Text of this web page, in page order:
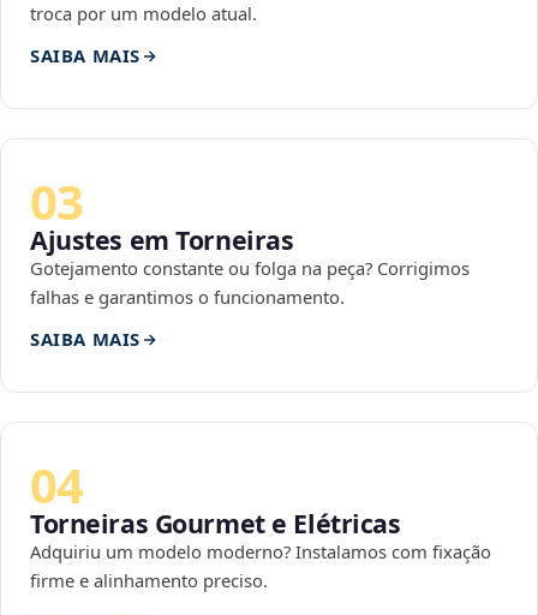
troca por um modelo atual.
SAIBA MAIS
03
Ajustes em Torneiras
Gotejamento constante ou folga na peça? Corrigimos
falhas e garantimos o funcionamento.
SAIBA MAIS
04
Torneiras Gourmet e Elétricas
Adquiriu um modelo moderno? Instalamos com fixação
firme e alinhamento preciso.